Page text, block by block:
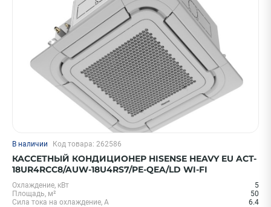
В наличии Код товара: 262586
КАССЕТНЫЙ КОНДИЦИОНЕР HISENSE HEAVY EU ACT-
18UR4RCC8/AUW-18U4RS7/PE-QEA/LD WI-FI
Охлаждение, кВт
5
Площадь, м²
50
Сила тока на охлаждение, А
6.4